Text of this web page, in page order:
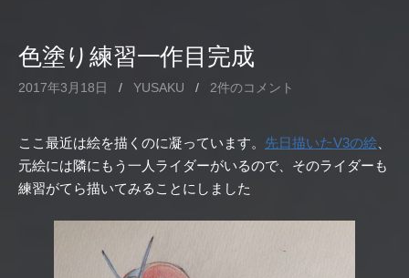
色塗り練習一作目完成
2017年3月18日 / YUSAKU / 2件のコメント
ここ最近は絵を描くのに凝っています。 先日描いたV3の絵
元絵には隣にもう一人ライダーがいるので、そのライダーも
練習がてら描いてみることにしました